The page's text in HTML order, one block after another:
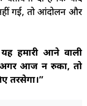
गई, तो आंदोलन और
हमारी आने वाली
अगर आज न रुका, तो
तरसेगा।”